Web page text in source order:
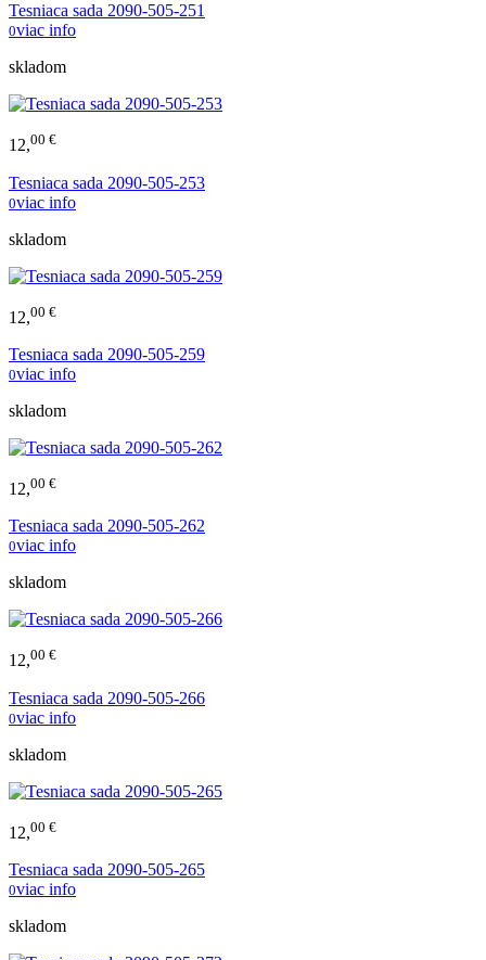
Tesniaca sada 2090-505-251
0viac info
skladom
12,00 €
Tesniaca sada 2090-505-253
0viac info
skladom
12,00 €
Tesniaca sada 2090-505-259
0viac info
skladom
12,00 €
Tesniaca sada 2090-505-262
0viac info
skladom
12,00 €
Tesniaca sada 2090-505-266
0viac info
skladom
12,00 €
Tesniaca sada 2090-505-265
0viac info
skladom